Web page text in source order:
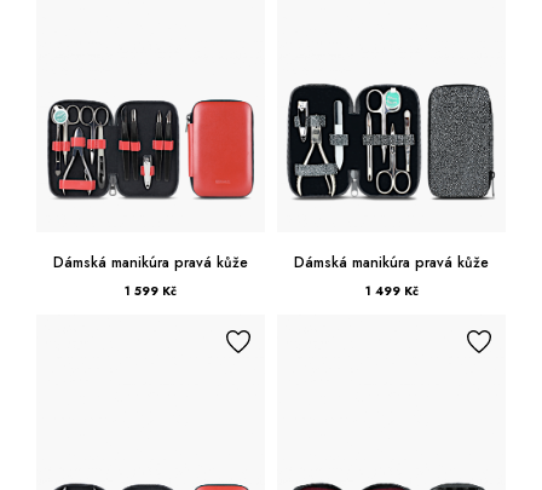
Dámská manikúra pravá kůže
1 599 Kč
Dámská manikúra pravá kůže
1 499 Kč